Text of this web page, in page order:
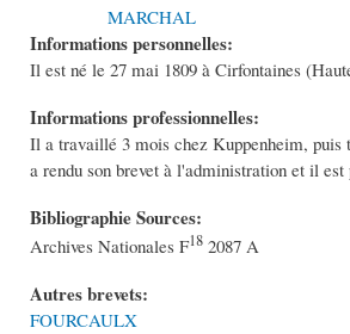
MARCHAL
Informations personnelles:
Il est né le 27 mai 1809 à Cirfontaines
Informations professionnelles:
Il a travaillé 3 mois chez Kuppenheim, puis
a rendu son brevet à l'administration et il
Bibliographie Sources:
Archives Nationales F18 2087 A
Autres brevets:
FOURCAULX